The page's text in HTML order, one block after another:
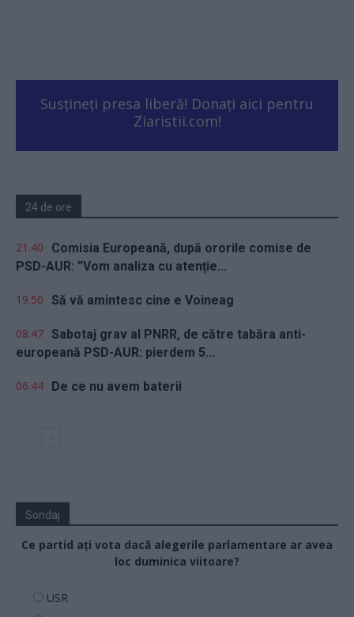
Susțineți presa liberă! Donați aici pentru
Ziaristii.com!
24 de ore
21.40
Comisia Europeană, după ororile comise de
PSD-AUR: ”Vom analiza cu atenție...
19.50 Să vă amintesc cine e Voineag
08.47 Sabotaj grav al PNRR, de către tabăra anti-
europeană PSD-AUR: pierdem 5...
06.44 De ce nu avem baterii
Sondaj
Ce partid ați vota dacă alegerile parlamentare ar avea
loc duminica viitoare?
USR